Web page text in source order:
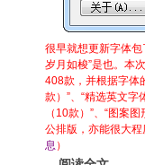
很早就想更新字体
岁月如梭”是也。本
408款，并根据字体
款）”、“精选英文字
（10款）”、“图案
公排版，亦能很大
息 ）